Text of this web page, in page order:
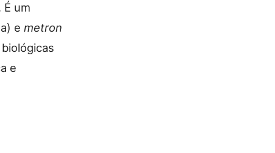
É um
e metron
e